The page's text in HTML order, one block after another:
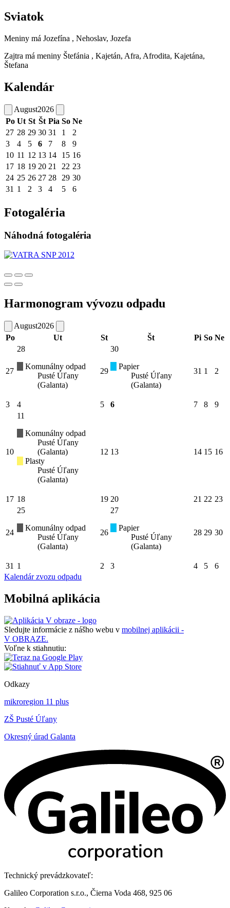
Sviatok
Meniny má Jozefína , Nehoslav, Jozefa
Zajtra má meniny Štefánia , Kajetán, Afra, Afrodita, Kajetána,
Štefana
Kalendár
August2026
Po Ut St Št Pia So Ne
27 28 29 30 31 1
2
3
4 5 6 7 8
9
10 11 12 13 14 15 16
17 18 19 20 21 22 23
24 25 26 27 28 29 30
31 1 2 3 4 5 6
Fotogaléria
Náhodná fotogaléria
Harmonogram vývozu odpadu
August2026
Po
Ut St Št Pi So Ne
27
28
Komunálny odpad
Pusté Úľany
(Galanta)
29
30
Papier
Pusté Úľany
(Galanta)
31 1 2
3 4 5 6 7 8 9
10
11
Komunálny odpad
Pusté Úľany
(Galanta)
Plasty
Pusté Úľany
(Galanta)
12 13 14 15 16
17 18 19 20 21 22 23
24
25
Komunálny odpad
Pusté Úľany
(Galanta)
26
27
Papier
Pusté Úľany
(Galanta)
28 29 30
31 1 2 3 4 5
6
Kalendár zvozu odpadu
Mobilná aplikácia
Sledujte informácie z nášho webu v mobilnej aplikácii -
V OBRAZE.
Voľne k stiahnutiu:
Odkazy
mikroregion 11 plus
ZŠ Pusté Úľany
Okresný úrad Galanta
Technický prevádzkovateľ:
Galileo Corporation s.r.o., Čierna Voda 468, 925 06